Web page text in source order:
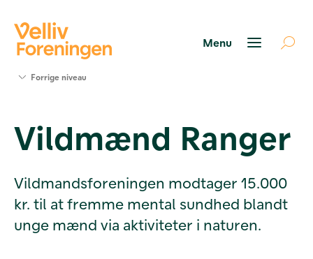
Værktøjer
og viden
Foreningen
Kontakt
os
Forrige niveau
Vildmænd Ranger
Vildmandsforeningen modtager 15.000
kr. til at fremme mental sundhed blandt
unge mænd via aktiviteter i naturen.